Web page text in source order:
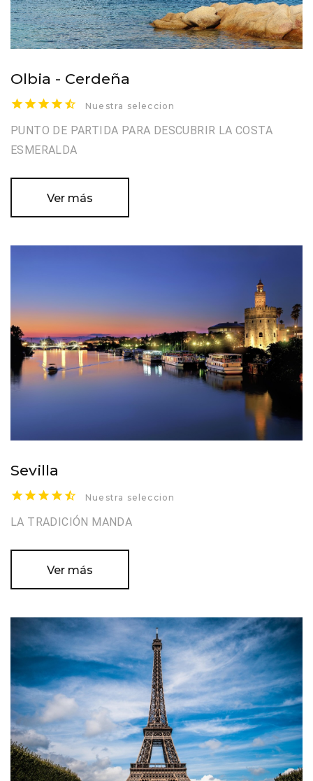
Olbia - Cerdeña
Nuestra seleccion
PUNTO DE PARTIDA PARA DESCUBRIR LA COSTA
ESMERALDA
Ver más
Sevilla
Nuestra seleccion
LA TRADICIÓN MANDA
Ver más